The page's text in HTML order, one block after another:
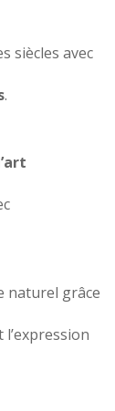
siècles avec
.
naturel grâce